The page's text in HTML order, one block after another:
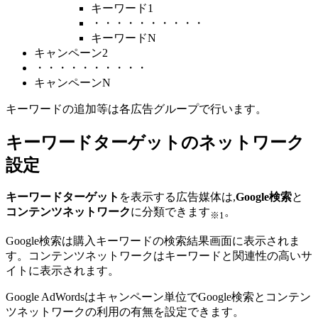
キーワード1
・・・・・・・・・・
キーワードN
キャンペーン2
・・・・・・・・・・
キャンペーンN
キーワードの追加等は各広告グループで行います。
キーワードターゲットのネットワーク
設定
キーワードターゲット を表示する広告媒体は,Google検索と
コンテンツネットワークに分類できます ※1。
Google検索は購入キーワードの検索結果画面に表示されま
す。コンテンツネットワークはキーワードと関連性の高いサ
イトに表示されます。
Google AdWordsはキャンペーン単位でGoogle検索とコンテン
ツネットワークの利用の有無を設定できます。